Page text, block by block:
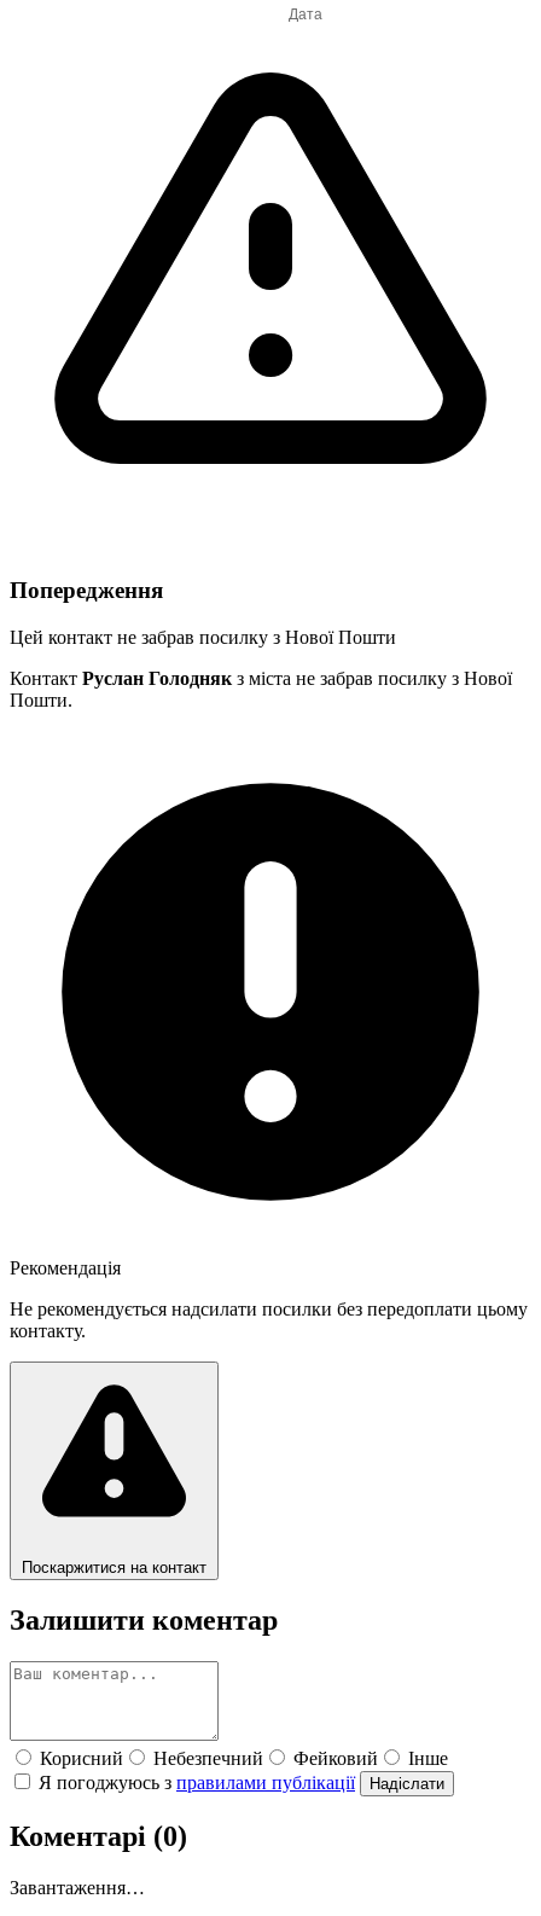
Попередження
Цей контакт не забрав посилку з Нової Пошти
Контакт Руслан Голодняк з міста не забрав посилку з Нової
Пошти.
Рекомендація
Не рекомендується надсилати посилки без передоплати цьому
контакту.
Поскаржитися на контакт
Залишити коментар
Корисний Небезпечний Фейковий
Інше
Я погоджуюсь з правилами публікації Надіслати
Коментарі (0)
Завантаження…